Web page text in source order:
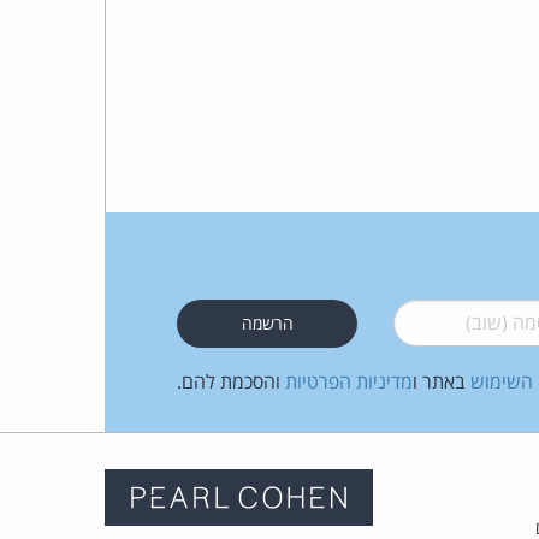
(שוב)*
השימוש באתר ומדיניות הפרטיות והסכמת להם.